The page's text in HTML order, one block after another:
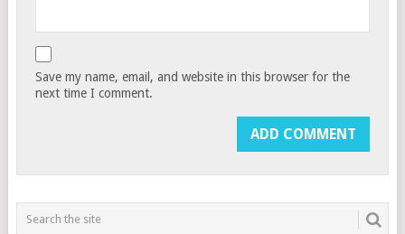
Save my name, email, and website in this browser for the
next time I comment.